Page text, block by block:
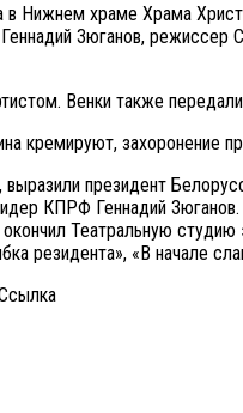
Нижнем храме Храма
Зюганов,
Венки также
кремируют, захоронение
президент
КПРФ Геннадий Зюганов.
Театральную
резидента», «В начале